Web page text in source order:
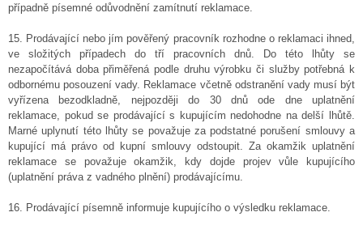
případně písemné odůvodnění zamítnutí reklamace.
15. Prodávající nebo jím pověřený pracovník rozhodne o reklamaci ihned,
ve složitých případech do tří pracovních dnů. Do této lhůty se
nezapočítává doba přiměřená podle druhu výrobku či služby potřebná k
odbornému posouzení vady. Reklamace včetně odstranění vady musí být
vyřízena bezodkladně, nejpozději do 30 dnů ode dne uplatnění
reklamace, pokud se prodávající s kupujícím nedohodne na delší lhůtě.
Marné uplynutí této lhůty se považuje za podstatné porušení smlouvy a
kupující má právo od kupní smlouvy odstoupit. Za okamžik uplatnění
reklamace se považuje okamžik, kdy dojde projev vůle kupujícího
(uplatnění práva z vadného plnění) prodávajícímu.
16. Prodávající písemně informuje kupujícího o výsledku reklamace.